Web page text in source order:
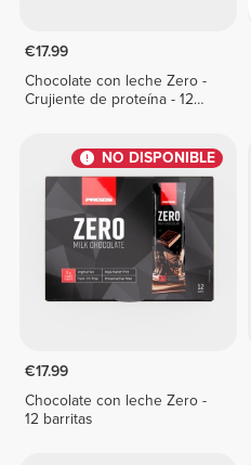
€17.99
Chocolate con leche Zero -
Crujiente de proteína - 12
NO DISPONIBLE
€17.99
Chocolate con leche Zero -
12 barritas